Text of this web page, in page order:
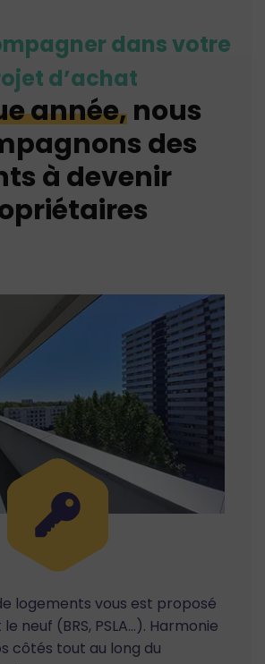
dans votre
d’achat
année,nous
des
à devenir
logements vous est proposé
neuf (BRS, PSLA…). Harmonie
côtés tout au long du